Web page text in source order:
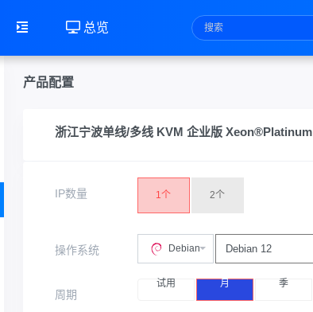
总览
产品配置
浙江宁波单线/多线 KVM 企业版 Xeon®Platinum
IP数量 1个 2个
操作系统 Debian
周期
试用 月 季